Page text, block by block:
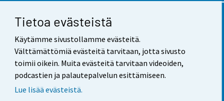
Tietoa evästeistä
Käytämme sivustollamme evästeitä.
Välttämättömiä evästeitä tarvitaan, jotta sivusto
toimii oikein. Muita evästeitä tarvitaan videoiden,
podcastien ja palautepalvelun esittämiseen.
Lue lisää evästeistä.
Yhteystiedot
Palaute
Käyttöehdot